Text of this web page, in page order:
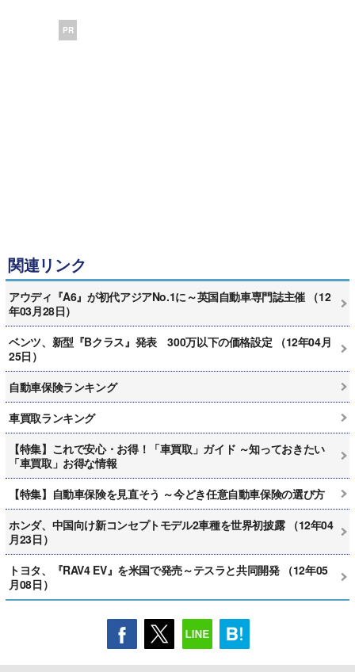
PR
関連リンク
アウディ『A6』が初代アジアNo.1に～英国自動車専門誌主催 （12
年03月28日）
ベンツ、新型『Bクラス』発表 300万以下の価格設定 （12年04月
25日）
自動車保険ランキング
車買取ランキング
【特集】これで安心・お得！「車買取」ガイド ～知っておきたい
「車買取」お得な情報
【特集】自動車保険を見直そう ～今どき任意自動車保険の選び方
ホンダ、中国向け新コンセプトモデル2車種を世界初披露 （12年04
月23日）
トヨタ、『RAV4 EV』を米国で発売～テスラと共同開発 （12年05
月08日）